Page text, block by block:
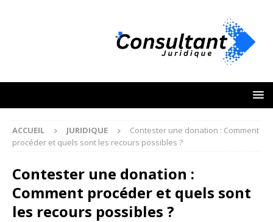
ACCUEIL JURIDIQUE
Contester une donation : Comment
procéder et quels sont les recours possibles ?
Contester une donation :
Comment procéder et quels sont
les recours possibles ?